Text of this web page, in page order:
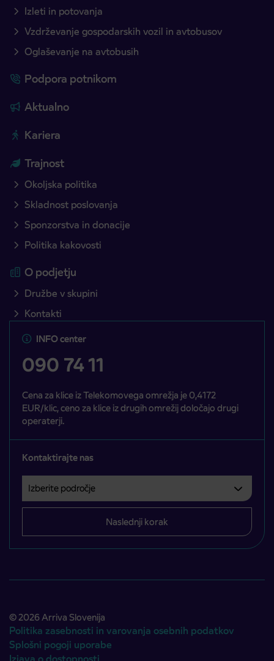
Izleti in potovanja
Vzdrževanje gospodarskih vozil in avtobusov
Oglaševanje na avtobusih
Podpora potnikom
Aktualno
Kariera
Trajnost
Okoljska politika
Skladnost poslovanja
Sponzorstva in donacije
Politika kakovosti
O podjetju
Družbe v skupini
Kontakti
INFO center
090 74 11
Cena za klice iz Telekomovega omrežja je 0,4172
EUR/klic, ceno za klice iz drugih omrežij določajo drugi
operaterji.
Kontaktirajte nas
Naslednji korak
© 2026 Arriva Slovenija
Politika zasebnosti in varovanja osebnih podatkov
Splošni pogoji uporabe